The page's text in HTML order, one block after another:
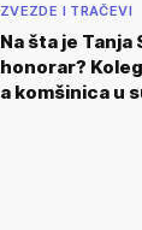
ZVEZDE I TRAČEVI
Na šta je
honorar?
a komšinica u